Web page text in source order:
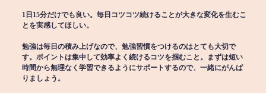
1日15分だけでも良い。毎日コツコツ続けることが大きな変化を生むこ
とを実感してほしい。
勉強は毎日の積み上げなので、勉強習慣をつけるのはとても大切で
す。ポイントは集中して効率よく続けるコツを掴むこと。まずは短い
時間から無理なく学習できるようにサポートするので、一緒にがんば
りましょう。